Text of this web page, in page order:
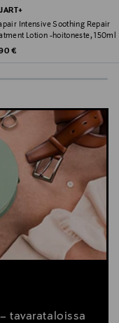
rintaliivit
Intensive Soothing Repair
Lotion -hoitoneste, 150ml
Price
€
tavarataloissa